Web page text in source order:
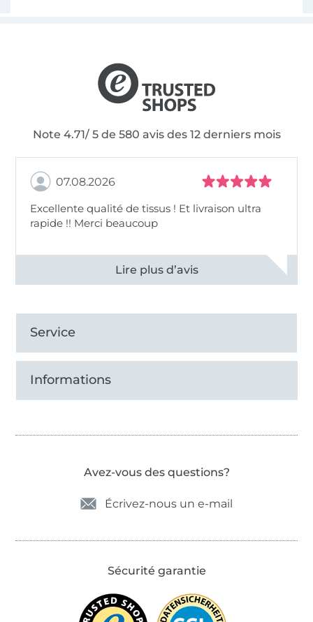
Note 4.71/ 5 de 580 avis des 12 derniers mois
07.08.2026
Excellente qualité de tissus ! Et livraison ultra
rapide !! Merci beaucoup
Voir tous les 11497 commentaires
Service
Informations
Avez-vous des questions?
Écrivez-nous un e-mail
Sécurité garantie